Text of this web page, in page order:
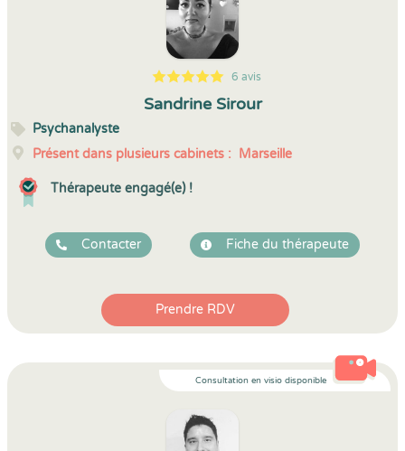
5
1
5
6 6 avis
Sandrine Sirour
Psychanalyste
Présent dans plusieurs cabinets : Marseille
Thérapeute engagé(e) !
Contacter Fiche du thérapeute
Prendre RDV
Consultation en visio disponible